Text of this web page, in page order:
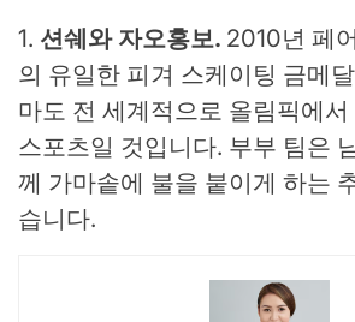
1. 션쉐와 자오홍보. 2010년 페
의 유일한 피겨 스케이팅 금메
마도 전 세계적으로 올림픽에
스포츠일 것입니다. 부부 팀은
께 가마솥에 불을 붙이게 하는
습니다.